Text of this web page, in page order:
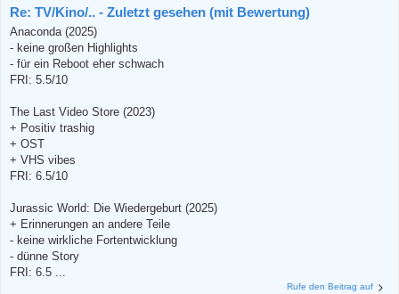
Re: TV/Kino/.. - Zuletzt gesehen (mit Bewertung)
Anaconda (2025)
- keine großen Highlights
- für ein Reboot eher schwach
FRI: 5.5/10
The Last Video Store (2023)
+ Positiv trashig
+ OST
+ VHS vibes
FRI: 6.5/10
Jurassic World: Die Wiedergeburt (2025)
+ Erinnerungen an andere Teile
- keine wirkliche Fortentwicklung
- dünne Story
FRI: 6.5 ...
Rufe den Beitrag auf